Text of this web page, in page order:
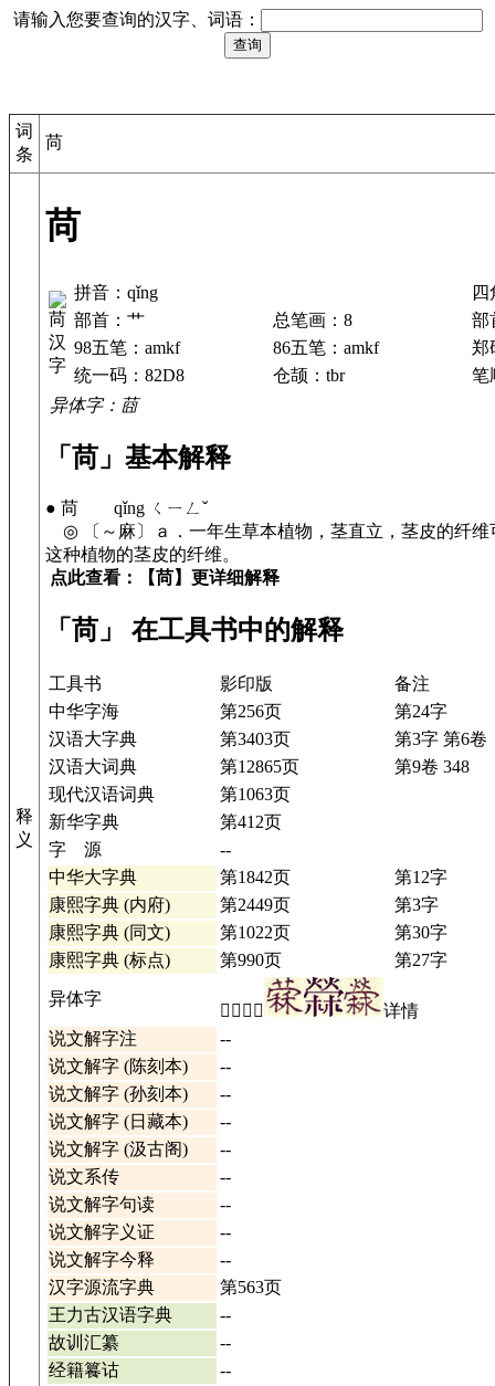
请输入您要查询的汉字、词语：
词
条
苘
释
义
苘
拼音：qǐng
四
部首：艹
总笔画：8
部
98五笔：amkf
86五笔：amkf
郑
统一码：82D8
仓颉：tbr
笔
异体字：莔
「苘」基本解释
● 苘 qǐng ㄑㄧㄥˇ
◎ 〔～麻〕ａ．一年生草本植物，茎直立，茎皮的纤维
这种植物的茎皮的纤维。
点此查看：【苘】更详细解释
「苘」 在工具书中的解释
工具书 影印版
备注
中华字海
第256页
第24字
汉语大字典
第3403页
第3字 第6卷
汉语大词典
第12865页
第9卷 348
现代汉语词典
第1063页
新华字典
第412页
字 源
--
中华大字典
第1842页
第12字
康熙字典 (内府)
第2449页
第3字
康熙字典 (同文)
第1022页
第30字
康熙字典 (标点)
第990页 第27字
异体字
𣘑檾𤍔䔛
详情
说文解字注
--
说文解字 (陈刻本)
--
说文解字 (孙刻本)
--
说文解字 (日藏本)
--
说文解字 (汲古阁)
--
说文系传
--
说文解字句读
--
说文解字义证
--
说文解字今释
--
汉字源流字典
第563页
王力古汉语字典
--
故训汇纂
--
经籍籑诂
--